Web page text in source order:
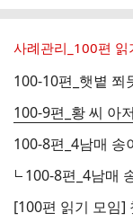
사례관리_100편 읽
100-9편_황 씨 아
100-8편_4남매 송
[100편 읽기 모임]